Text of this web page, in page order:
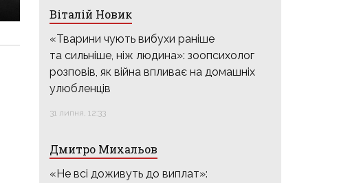
Віталій Новик
«Тварини чують вибухи раніше
та сильніше, ніж людина»: зоопсихолог
розповів, як війна впливає на домашніх
улюбленців
31 липня, 12:33
Дмитро Михальов
«Не всі доживуть до виплат»: